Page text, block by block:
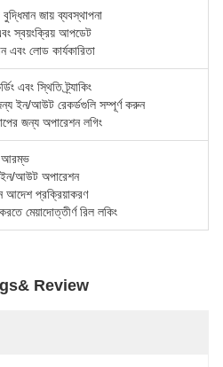
জায় ব্যবস্থাপনা
স্বয়ংক্রিয় আপডেট
এবং লোড কার্যকারিতা
এবং স্থিতি ট্র্যাকিং
জন্য ইন/আউট রেকর্ডগুলি সম্পূর্ণ করুন
জন্য অপারেশন লগিং
আরম্ভ
ইন/আউট অপারেশন
আদেশ প্রক্রিয়াকরণ
মেয়াদোত্তীর্ণ রিল লকিং
Review